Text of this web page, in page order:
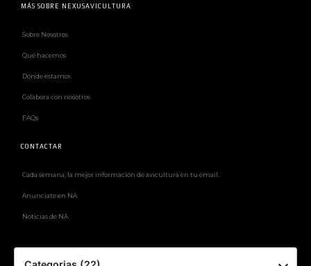
MÁS SOBRE NEXUSAVICULTURA
Sobre Nosotros
Qué hacemos
Dónde estamos
Colabora con nosotros
FAQs
CONTACTAR
Cada semana, la mejor información de avicultura en tu email.
Anunciate en NA
Noticias de NA